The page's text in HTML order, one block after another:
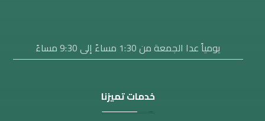
يومياً عدا الجمعة من 1:30 مساءََ إلى 9:30 مساءً
خدمات تميزنا